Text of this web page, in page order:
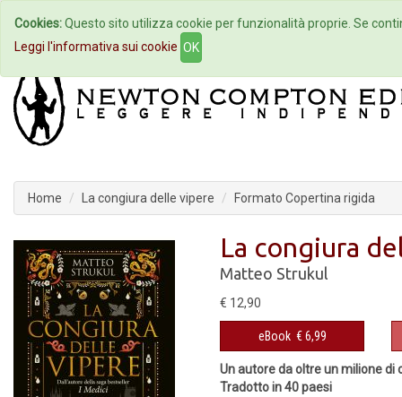
Home Autori Eventi
Home La congiura delle vipere Formato Copertina rigida
La congiura
Matteo Strukul
€ 12,90
eBook € 6,99
Un autore da oltre un milione
Tradotto in 40 paesi
Cookies:Questo sito utilizza cookie per funzionalità proprie. Se
Leggi l'informativa sui cookie OK